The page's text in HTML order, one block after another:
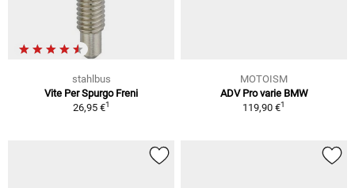
stahlbus
Vite Per Spurgo Freni
26,95 €1
MOTOISM
ADV Pro varie BMW
119,90 €1